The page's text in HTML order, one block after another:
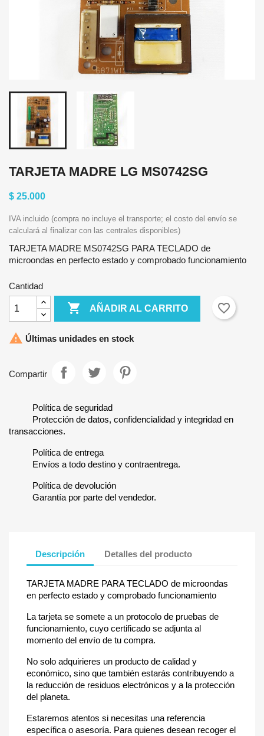
TARJETA MADRE LG MS0742SG
$ 25.000
IVA incluido (compra no incluye el transporte; el costo del envío se
calculará al finalizar con las centrales disponibles)
TARJETA MADRE MS0742SG PARA TECLADO de
microondas en perfecto estado y comprobado funcionamiento
Cantidad
 AÑADIR AL CARRITO favorite_border
 Últimas unidades en stock
Compartir
Política de seguridad
Protección de datos, confidencialidad y integridad en
transacciones.
Política de entrega
Envíos a todo destino y contraentrega.
Política de devolución
Garantía por parte del vendedor.
Descripción Detalles del producto
TARJETA MADRE PARA TECLADO de microondas
en perfecto estado y comprobado funcionamiento
La tarjeta se somete a un protocolo de pruebas de
funcionamiento, cuyo certificado se adjunta al
momento del envío de tu compra.
No solo adquirieres un producto de calidad y
económico, sino que también estarás contribuyendo a
la reducción de residuos electrónicos y a la protección
del planeta.
Estaremos atentos si necesitas una referencia
específica o asesoría. Para quienes desean recoger el